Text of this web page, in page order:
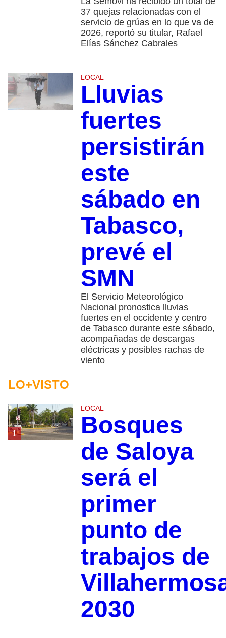
37 quejas relacionadas con el
servicio de grúas en lo que va de
2026, reportó su titular, Rafael
Elías Sánchez Cabrales
LOCAL
Lluvias
fuertes
persistirán
este
sábado en
Tabasco,
prevé el
SMN
El Servicio Meteorológico
Nacional pronostica lluvias
fuertes en el occidente y centro
de Tabasco durante este sábado,
acompañadas de descargas
eléctricas y posibles rachas de
viento
LO+VISTO
1
LOCAL
Bosques
de Saloya
será el
primer
punto de
trabajos de
2030